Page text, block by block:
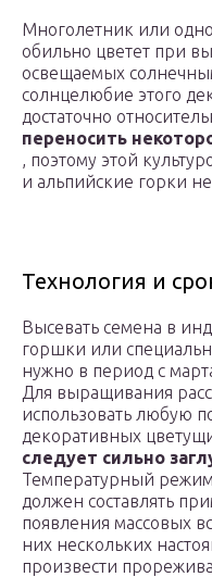
Многолетник или
обильно цветет при
освещаемых
солнцелюбие этого
достаточно
переносить
, поэтому этой
и альпийские горки
Технология и
Высевать семена в
горшки или
нужно в период с
Для выращивания
использовать любую
декоративных
следует сильно
Температурный
должен составлять
появления массовых
них нескольких
произвести